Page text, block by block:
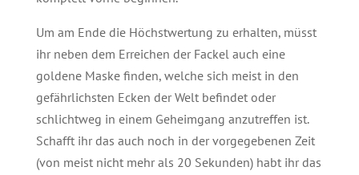
Um am Ende die Höchstwertung zu erhalten, müsst
ihr neben dem Erreichen der Fackel auch eine
goldene Maske finden, welche sich meist in den
gefährlichsten Ecken der Welt befindet oder
schlichtweg in einem Geheimgang anzutreffen ist.
Schafft ihr das auch noch in der vorgegebenen Zeit
(von meist nicht mehr als 20 Sekunden) habt ihr das